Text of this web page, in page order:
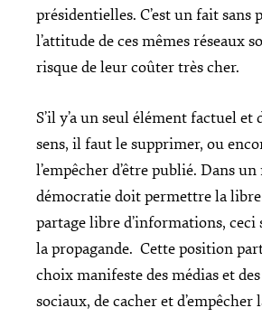
présidentielles. C’est un fait sans
l’attitude de ces mêmes réseaux
risque de leur coûter très cher.
S’il y’a un seul élément factuel et
sens, il faut le supprimer, ou
l’empêcher d’être publié. Dans
démocratie doit permettre la
partage libre d’informations, ceci
la propagande. Cette position
choix manifeste des médias et
sociaux, de cacher et d’empêcher